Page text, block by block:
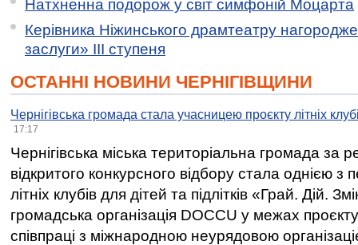
Натхненна подорож у світ симфоній Моцарта
Керівника Ніжинського драмтеатру
заслуги» ІІІ ступеня
ОСТАННІ НОВИНИ ЧЕРНІГІВЩИНИ
Чернігівська громада стала учасницею проєкту літніх
17:17
Чернігівська міська територіальна громада за
відкритого конкурсного відбору стала однією
літніх клубів для дітей та підлітків «Грай. Дій.
громадська організація DOCCU у межах
співпраці з міжнародною неурядовою